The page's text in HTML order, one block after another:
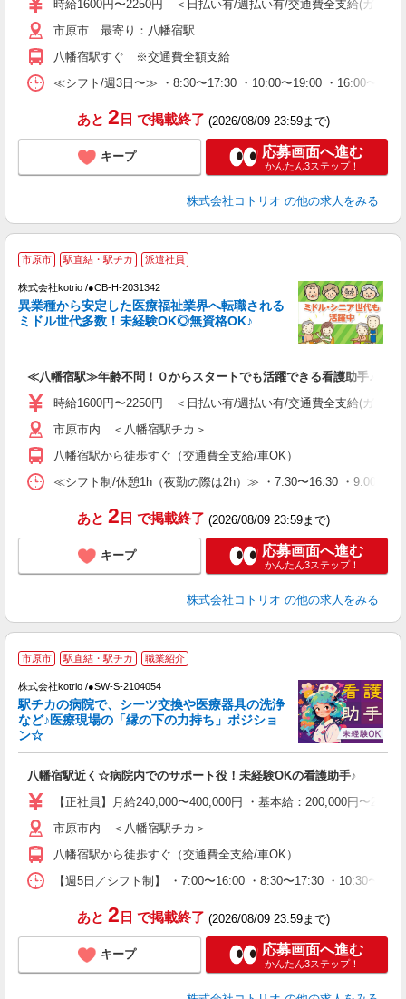
時給1600円〜2250円 ＜日払い有/週払い有/交通費全支給(ガソリ
市原市 最寄り：八幡宿駅
八幡宿駅すぐ ※交通費全額支給
≪シフト/週3日〜≫ ・8:30〜17:30 ・10:00〜19:00 ・16:00〜翌
あと 2 日 で掲載終了 (2026/08/09 23:59まで)
キープ 応募画面へ進む
かんたん3ステップ！
株式会社コトリオ の他の求人をみる
市原市 駅直結・駅チカ 派遣社員
株式会社kotrio /●CB-H-2031342
異業種から安定した医療福祉業界へ転職される
ミドル世代多数！未経験OK◎無資格OK♪
≪八幡宿駅≫年齢不問！０からスタートでも活躍できる看護助手♪
時給1600円〜2250円 ＜日払い有/週払い有/交通費全支給(ガソリ
市原市内 ＜八幡宿駅チカ＞
八幡宿駅から徒歩すぐ（交通費全支給/車OK）
≪シフト制/休憩1h（夜勤の際は2h）≫ ・7:30〜16:30 ・9:00〜
あと 2 日 で掲載終了 (2026/08/09 23:59まで)
キープ 応募画面へ進む
かんたん3ステップ！
株式会社コトリオ の他の求人をみる
市原市 駅直結・駅チカ 職業紹介
株式会社kotrio /●SW-S-2104054
駅チカの病院で、シーツ交換や医療器具の洗浄
など♪医療現場の「縁の下の力持ち」ポジショ
ン☆
八幡宿駅近く☆病院内でのサポート役！未経験OKの看護助手♪
【正社員】月給240,000〜400,000円 ・基本給：200,000円〜
市原市内 ＜八幡宿駅チカ＞
八幡宿駅から徒歩すぐ（交通費全支給/車OK）
【週5日／シフト制】 ・7:00〜16:00 ・8:30〜17:30 ・10:30〜
あと 2 日 で掲載終了 (2026/08/09 23:59まで)
キープ 応募画面へ進む
かんたん3ステップ！